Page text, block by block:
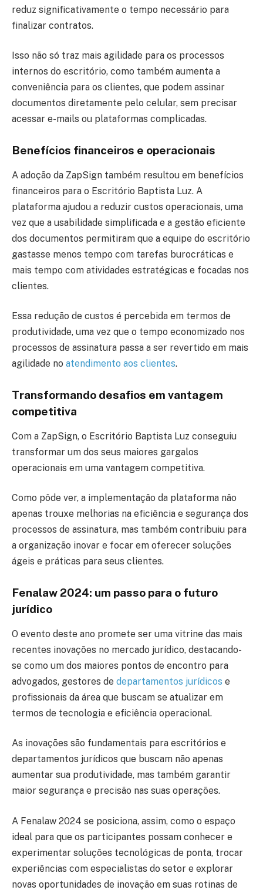
reduz significativamente o tempo necessário para
finalizar contratos.
Isso não só traz mais agilidade para os processos
internos do escritório, como também aumenta a
conveniência para os clientes, que podem assinar
documentos diretamente pelo celular, sem precisar
acessar e-mails ou plataformas complicadas.
Benefícios financeiros e operacionais
A adoção da ZapSign também resultou em benefícios
financeiros para o Escritório Baptista Luz. A
plataforma ajudou a reduzir custos operacionais, uma
vez que a usabilidade simplificada e a gestão eficiente
dos documentos permitiram que a equipe do escritório
gastasse menos tempo com tarefas burocráticas e
mais tempo com atividades estratégicas e focadas nos
clientes.
Essa redução de custos é percebida em termos de
produtividade, uma vez que o tempo economizado nos
processos de assinatura passa a ser revertido em mais
agilidade no atendimento aos clientes.
Transformando desafios em vantagem
competitiva
Com a ZapSign, o Escritório Baptista Luz conseguiu
transformar um dos seus maiores gargalos
operacionais em uma vantagem competitiva.
Como pôde ver, a implementação da plataforma não
apenas trouxe melhorias na eficiência e segurança dos
processos de assinatura, mas também contribuiu para
a organização inovar e focar em oferecer soluções
ágeis e práticas para seus clientes.
Fenalaw 2024: um passo para o futuro
jurídico
O evento deste ano promete ser uma vitrine das mais
recentes inovações no mercado jurídico, destacando-
se como um dos maiores pontos de encontro para
advogados, gestores de departamentos jurídicos e
profissionais da área que buscam se atualizar em
termos de tecnologia e eficiência operacional.
As inovações são fundamentais para escritórios e
departamentos jurídicos que buscam não apenas
aumentar sua produtividade, mas também garantir
maior segurança e precisão nas suas operações.
A Fenalaw 2024 se posiciona, assim, como o espaço
ideal para que os participantes possam conhecer e
experimentar soluções tecnológicas de ponta, trocar
experiências com especialistas do setor e explorar
novas oportunidades de inovação em suas rotinas de